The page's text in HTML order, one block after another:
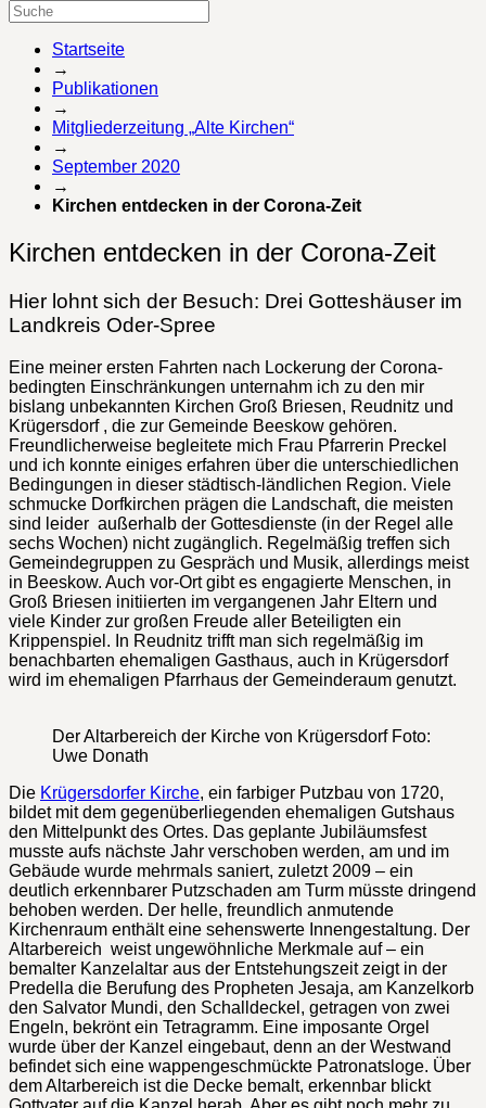
Startseite
→
Publikationen
→
Mitgliederzeitung „Alte Kirchen“
→
September 2020
→
Kirchen entdecken in der Corona-Zeit
Kirchen entdecken in der Corona-Zeit
Hier lohnt sich der Besuch: Drei Gotteshäuser im
Landkreis Oder-Spree
Eine meiner ersten Fahrten nach Lockerung der Corona-
bedingten Einschränkungen unternahm ich zu den mir
bislang unbekannten Kirchen Groß Briesen, Reudnitz und
Krügersdorf , die zur Gemeinde Beeskow gehören.
Freundlicherweise begleitete mich Frau Pfarrerin Preckel
und ich konnte einiges erfahren über die unterschiedlichen
Bedingungen in dieser städtisch-ländlichen Region. Viele
schmucke Dorfkirchen prägen die Landschaft, die meisten
sind leider außerhalb der Gottesdienste (in der Regel alle
sechs Wochen) nicht zugänglich. Regelmäßig treffen sich
Gemeindegruppen zu Gespräch und Musik, allerdings meist
in Beeskow. Auch vor-Ort gibt es engagierte Menschen, in
Groß Briesen initiierten im vergangenen Jahr Eltern und
viele Kinder zur großen Freude aller Beteiligten ein
Krippenspiel. In Reudnitz trifft man sich regelmäßig im
benachbarten ehemaligen Gasthaus, auch in Krügersdorf
wird im ehemaligen Pfarrhaus der Gemeinderaum genutzt.
Der Altarbereich der Kirche von Krügersdorf Foto:
Uwe Donath
Die Krügersdorfer Kirche, ein farbiger Putzbau von 1720,
bildet mit dem gegenüberliegenden ehemaligen Gutshaus
den Mittelpunkt des Ortes. Das geplante Jubiläumsfest
musste aufs nächste Jahr verschoben werden, am und im
Gebäude wurde mehrmals saniert, zuletzt 2009 – ein
deutlich erkennbarer Putzschaden am Turm müsste dringend
behoben werden. Der helle, freundlich anmutende
Kirchenraum enthält eine sehenswerte Innengestaltung. Der
Altarbereich weist ungewöhnliche Merkmale auf – ein
bemalter Kanzelaltar aus der Entstehungszeit zeigt in der
Predella die Berufung des Propheten Jesaja, am Kanzelkorb
den Salvator Mundi, den Schalldeckel, getragen von zwei
Engeln, bekrönt ein Tetragramm. Eine imposante Orgel
wurde über der Kanzel eingebaut, denn an der Westwand
befindet sich eine wappengeschmückte Patronatsloge. Über
dem Altarbereich ist die Decke bemalt, erkennbar blickt